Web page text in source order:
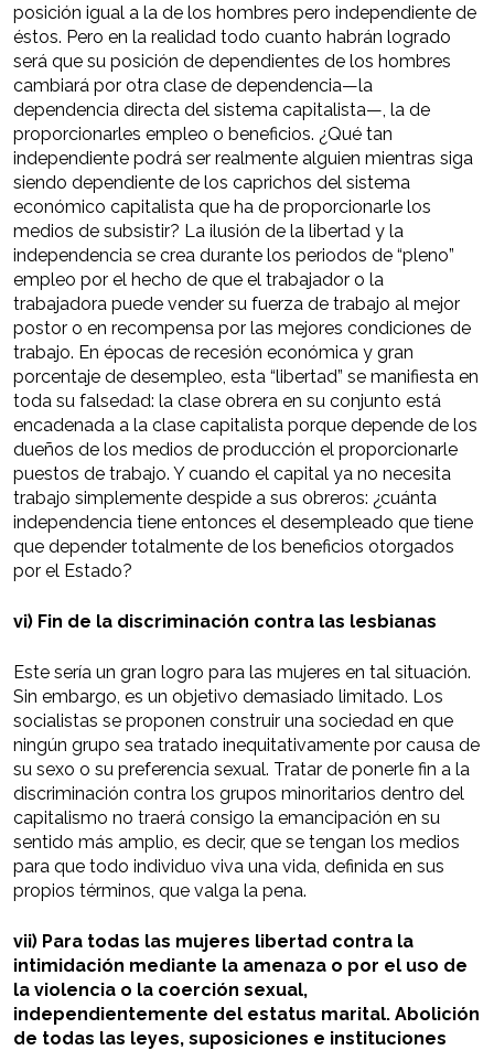
posición igual a la de los hombres pero independiente de
éstos. Pero en la realidad todo cuanto habrán logrado
será que su posición de dependientes de los hombres
cambiará por otra clase de dependencia—la
dependencia directa del sistema capitalista—, la de
proporcionarles empleo o beneficios. ¿Qué tan
independiente podrá ser realmente alguien mientras siga
siendo dependiente de los caprichos del sistema
económico capitalista que ha de proporcionarle los
medios de subsistir? La ilusión de la libertad y la
independencia se crea durante los periodos de “pleno”
empleo por el hecho de que el trabajador o la
trabajadora puede vender su fuerza de trabajo al mejor
postor o en recompensa por las mejores condiciones de
trabajo. En épocas de recesión económica y gran
porcentaje de desempleo, esta “libertad” se manifiesta en
toda su falsedad: la clase obrera en su conjunto está
encadenada a la clase capitalista porque depende de los
dueños de los medios de producción el proporcionarle
puestos de trabajo. Y cuando el capital ya no necesita
trabajo simplemente despide a sus obreros: ¿cuánta
independencia tiene entonces el desempleado que tiene
que depender totalmente de los beneficios otorgados
por el Estado?
vi) Fin de la discriminación contra las lesbianas
Este sería un gran logro para las mujeres en tal situación.
Sin embargo, es un objetivo demasiado limitado. Los
socialistas se proponen construir una sociedad en que
ningún grupo sea tratado inequitativamente por causa de
su sexo o su preferencia sexual. Tratar de ponerle fin a la
discriminación contra los grupos minoritarios dentro del
capitalismo no traerá consigo la emancipación en su
sentido más amplio, es decir, que se tengan los medios
para que todo individuo viva una vida, definida en sus
propios términos, que valga la pena.
vii) Para todas las mujeres libertad contra la
intimidación mediante la amenaza o por el uso de
la violencia o la coerción sexual,
independientemente del estatus marital. Abolición
de todas las leyes, suposiciones e instituciones